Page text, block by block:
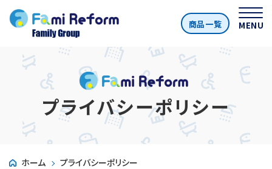
商品一覧 MENU
プライバシーポリシー
ホーム プライバシーポリシー